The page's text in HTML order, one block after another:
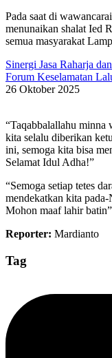
Pada saat di
menunaikan shalat Ied
semua masyarakat
Sinergi Jasa Raharja
Forum Keselamatan
26 Oktober 2025
“Taqabbalallahu minna
kita selalu diberikan
ini, semoga kita bisa
Selamat Idul Adha!”
“Semoga setiap tetes
mendekatkan kita
Mohon maaf lahir
Reporter: Mardianto
Tag